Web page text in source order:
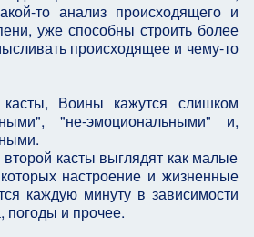
то анализ происходящего и
уже способны строить более
происходящее и чему-то
Воины кажутся слишком
"не-эмоциональными" и,
касты выглядят как малые
настроение и жизненные
каждую минуту в зависимости
погоды и прочее.